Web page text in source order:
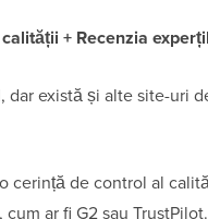
+ Recenzia
dar există și alte site-uri
cerință de control al
ar fi G2 sau